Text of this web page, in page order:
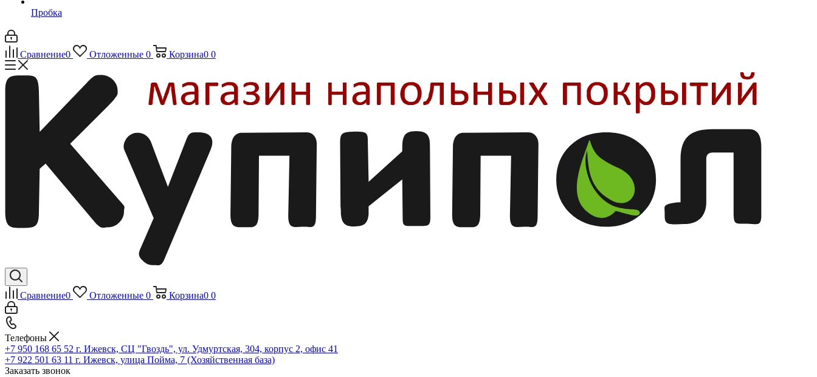
Пробка
Сравнение0 Отложенные 0 Корзина0 0
Сравнение0 Отложенные 0 Корзина0 0
Телефоны
+7 950 168 65 52 г. Ижевск, СЦ "Гвоздь", ул. Удмуртская, 304, корпус 2, офис 41
+7 922 501 63 11 г. Ижевск, улица Пойма, 7 (Хозяйственная база)
Заказать звонок